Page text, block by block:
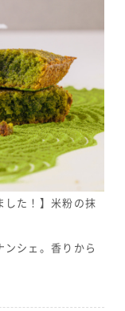
した！】米粉の抹
シェ。香りから